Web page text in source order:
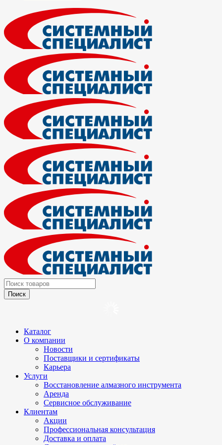
Каталог
О компании
Новости
Поставщики и сертификаты
Карьера
Услуги
Восстановление алмазного инструмента
Аренда
Сервисное обслуживание
Клиентам
Акции
Профессиональная консультация
Доставка и оплата